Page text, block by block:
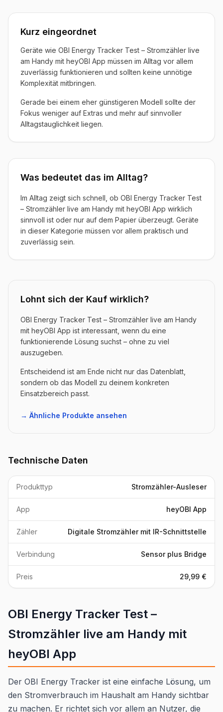
Kurz eingeordnet
Geräte wie OBI Energy Tracker Test – Stromzähler live
am Handy mit heyOBI App müssen im Alltag vor allem
zuverlässig funktionieren und sollten keine unnötige
Komplexität mitbringen.
Gerade bei einem eher günstigeren Modell sollte der
Fokus weniger auf Extras und mehr auf sinnvoller
Alltagstauglichkeit liegen.
Was bedeutet das im Alltag?
Im Alltag zeigt sich schnell, ob OBI Energy Tracker Test
– Stromzähler live am Handy mit heyOBI App wirklich
sinnvoll ist oder nur auf dem Papier überzeugt. Geräte
in dieser Kategorie müssen vor allem praktisch und
zuverlässig sein.
Lohnt sich der Kauf wirklich?
OBI Energy Tracker Test – Stromzähler live am Handy
mit heyOBI App ist interessant, wenn du eine
funktionierende Lösung suchst – ohne zu viel
auszugeben.
Entscheidend ist am Ende nicht nur das Datenblatt,
sondern ob das Modell zu deinem konkreten
Einsatzbereich passt.
→ Ähnliche Produkte ansehen
Technische Daten
Produkttyp Stromzähler-Ausleser
App heyOBI App
Zähler Digitale Stromzähler mit IR-Schnittstelle
Verbindung Sensor plus Bridge
Preis 29,99 €
OBI Energy Tracker Test –
Stromzähler live am Handy mit
heyOBI App
Der OBI Energy Tracker ist eine einfache Lösung, um
den Stromverbrauch im Haushalt am Handy sichtbar
zu machen. Er richtet sich vor allem an Nutzer, die